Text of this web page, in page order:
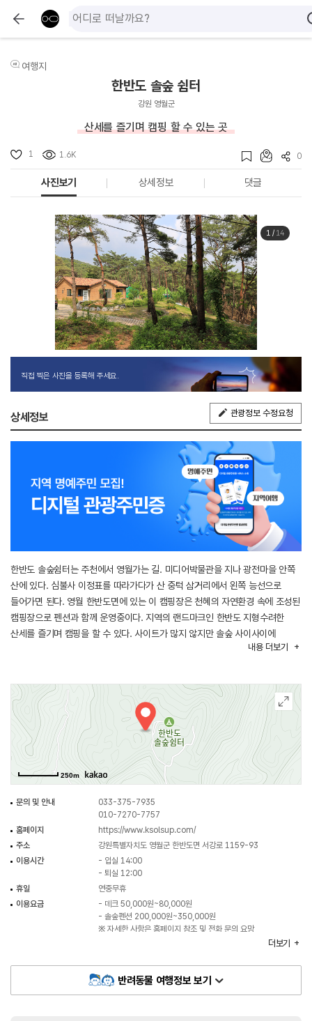
여행지
한반도 솔숲 쉼터
강원 영월군
산세를 즐기며 캠핑 할 수 있는 곳
1 1.6K 0
사진보기 상세정보 댓글
1/ 14
직접 찍은 사진을 등록해 주세요.
상세정보 관광정보 수정요청
한반도 솔숲쉼터는 주천에서 영월가는 길. 미디어박물관을 지나 광전마을 안쪽
산에 있다. 심불사 이정표를 따라가다가 산 중턱 삼거리에서 왼쪽 능선으로
들어가면 된다. 영월 한반도면에 있는 이 캠핑장은 천혜의 자연환경 속에 조성된
캠핑장으로 펜션과 함께 운영중이다. 지역의 랜드마크인 한반도 지형수려한
산세를 즐기며 캠핑을 할 수 있다. 사이트가 많지 않지만 솔숲 사이사이에
자리잡은 데크 사이트가 매력적이다. 운동장, 수영장은 공용시설이며 산책로도
전기인덕션, 멀티탭을 관리사무실에서 대여해준다.
내용 더보기
250m
문의 및 안내
033-375-7935
010-7270-7757
홈페이지
https://www.ksolsup.com/
주소
강원특별자치도 영월군 한반도면 서강로 1159-93
이용시간
- 입실 14:00
- 퇴실 12:00
휴일
연중무휴
이용요금
- 데크 50,000원~80,000원
- 솔숲펜션 200,000원~350,000원
※ 자세한 사항은 홈페이지 참조 및 전화 문의 요망
더보기
반려동물 여행정보 보기